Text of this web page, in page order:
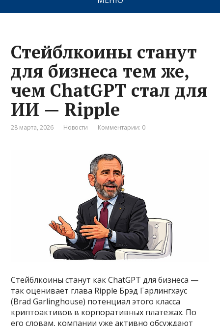
Стейблкоины станут
для бизнеса тем же,
чем ChatGPT стал для
ИИ — Ripple
28 марта, 2026 Новости Комментарии: 0
Стейблкоины станут как ChatGPT для бизнеса —
так оценивает глава Ripple Брэд Гарлингхаус
(Brad Garlinghouse) потенциал этого класса
криптоактивов в корпоративных платежах. По
его словам, компании уже активно обсуждают